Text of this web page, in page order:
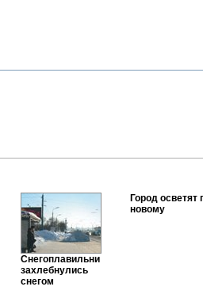
Снегоплавильни
захлебнулись
снегом
Город осветят
новому